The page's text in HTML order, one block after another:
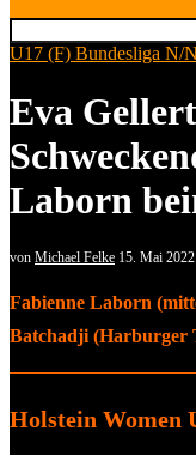
U17 (F) Bundesliga N/
Eva
Laborn
von Michael Felke 15. Mai 2022
Fabienne Laborn
Batchadji (Harburger
Holstein Women